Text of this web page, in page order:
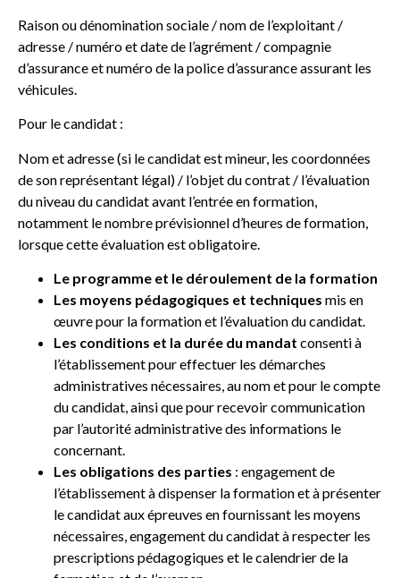
Raison ou dénomination sociale / nom de l’exploitant /
adresse / numéro et date de l’agrément / compagnie
d’assurance et numéro de la police d’assurance assurant les
véhicules.
Pour le candidat :
Nom et adresse (si le candidat est mineur, les coordonnées
de son représentant légal) / l’objet du contrat / l’évaluation
du niveau du candidat avant l’entrée en formation,
notamment le nombre prévisionnel d’heures de formation,
lorsque cette évaluation est obligatoire.
Le programme et le déroulement de la formation
Les moyens pédagogiques et techniques mis en
œuvre pour la formation et l’évaluation du candidat.
Les conditions et la durée du mandat consenti à
l’établissement pour effectuer les démarches
administratives nécessaires, au nom et pour le compte
du candidat, ainsi que pour recevoir communication
par l’autorité administrative des informations le
concernant.
Les obligations des parties : engagement de
l’établissement à dispenser la formation et à présenter
le candidat aux épreuves en fournissant les moyens
nécessaires, engagement du candidat à respecter les
prescriptions pédagogiques et le calendrier de la